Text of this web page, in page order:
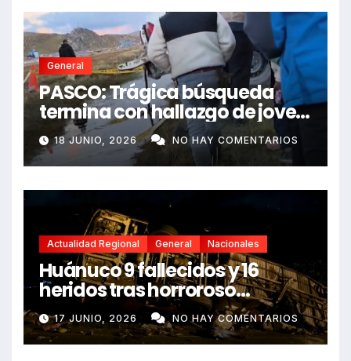
General
PASCO: Trágica búsqueda
termina con hallazgo de joven
sin vida en Rancas
18 JUNIO, 2026 NO HAY COMENTARIOS
Actualidad Regional General Nacionales
Huánuco 9 fallecidos y 16
heridos tras horroroso
despiste de bus Real Chancas
que impactó contra vivienda
17 JUNIO, 2026 NO HAY COMENTARIOS